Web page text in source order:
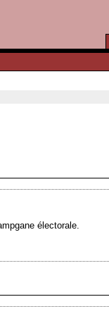
électorale.